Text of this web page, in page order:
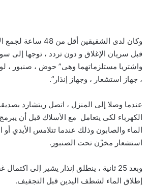
وكان لدى الشقيقين أقل
قبل سريان الإغلاق و دون تردد ، توجها إلى
واشتريا مستلزماتهما وهى” حوض ، صنبور ،
، جهاز استشعار ، وجهاز إنذار”.
عندما وصلا إلى المنزل ، اتصل ريتشارد
الكهرباء لكى يتعامل مع الأسلاك قبل أن
الماء والصابون وذلك عندما تتلامس الأيدي أو
استشعار مخزّن تحت الصنبور.
وبعد 25 ثانية ، ينطلق إنذار يشير إلى
إطلاق الماء لشطف اليدين قبل التجفيف.